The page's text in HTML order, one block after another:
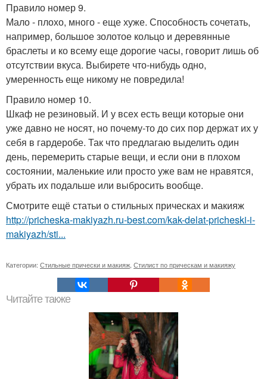
Правило номер 9.
Мало - плохо, много - еще хуже. Способность сочетать,
например, большое золотое кольцо и деревянные
браслеты и ко всему еще дорогие часы, говорит лишь об
отсутствии вкуса. Выбирете что-нибудь одно,
умеренность еще никому не повредила!
Правило номер 10.
Шкаф не резиновый. И у всех есть вещи которые они
уже давно не носят, но почему-то до сих пор держат их у
себя в гардеробе. Так что предлагаю выделить один
день, перемерить старые вещи, и если они в плохом
состоянии, маленькие или просто уже вам не нравятся,
убрать их подальше или выбросить вообще.
Смотрите ещё статьи о стильных прическах и макияж
http://pricheska-makiyazh.ru-best.com/kak-delat-pricheski-i-
makiyazh/sti...
Категории: Стильные прически и макияж Стилист по прическам и макияжу
Читайте также